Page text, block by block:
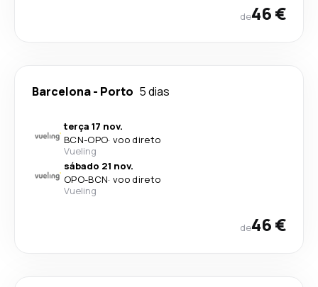
de46 €
Barcelona- Porto 5 dias
terça 17 nov.
BCN-OPO· voo direto
Vueling
sábado 21 nov.
OPO-BCN· voo direto
Vueling
de46 €